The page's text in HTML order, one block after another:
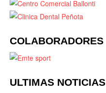
COLABORADORES
ULTIMAS NOTICIAS